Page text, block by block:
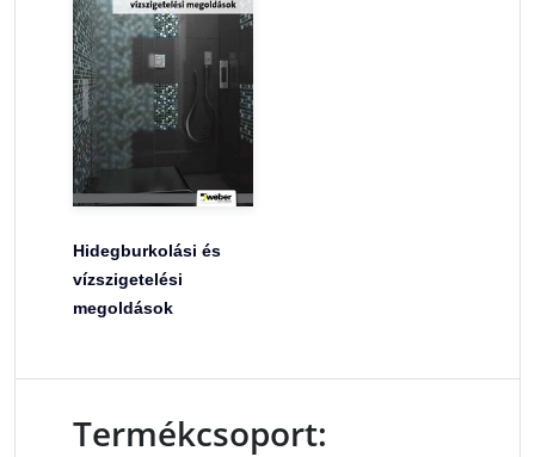
Hidegburkolási és
vízszigetelési
megoldások
Termékcsoport: